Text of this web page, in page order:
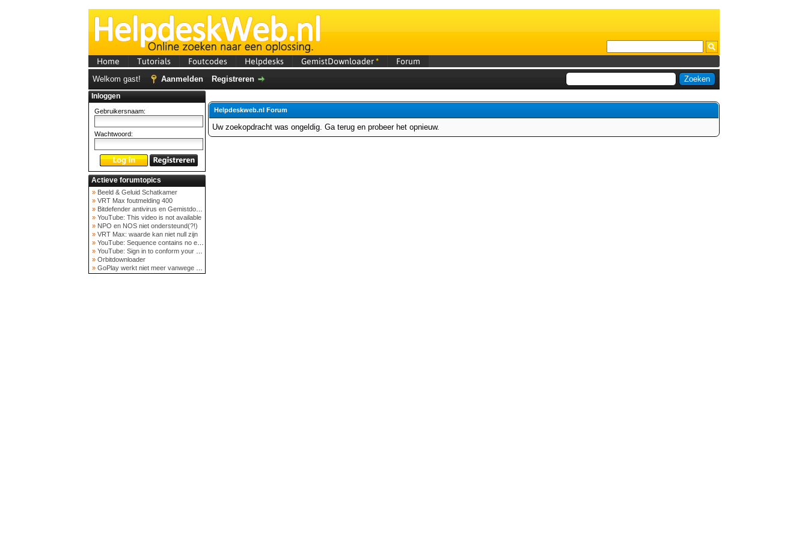
Home Tutorials Foutcodes Helpdesks GemistDownloader* Forum
Welkom gast! Aanmelden Registreren
Inloggen
Gebruikersnaam:
Wachtwoord:
Actieve forumtopics
» Beeld & Geluid Schatkamer
» VRT Max foutmelding 400
» Bitdefender antivirus en Gemistdowloader
» YouTube: This video is not available
» NPO en NOS niet ondersteund(?!)
» VRT Max: waarde kan niet null zijn
» YouTube: Sequence contains no elements
» YouTube: Sign in to conform your not a bot
» Orbitdownloader
» GoPlay werkt niet meer vanwege nieuwe webadres
Helpdeskweb.nl Forum
Uw zoekopdracht was ongeldig. Ga terug en probeer het opnieuw.